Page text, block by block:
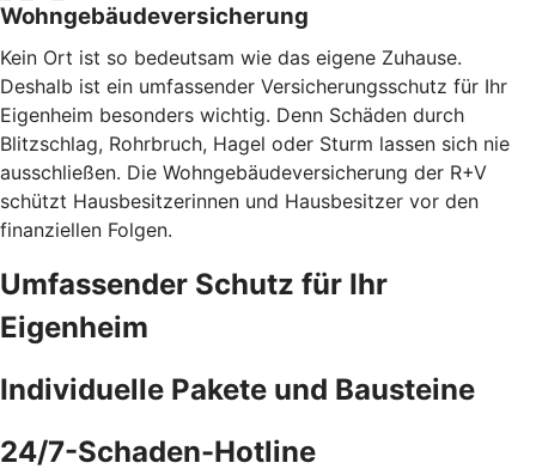
Wohngebäudeversicherung
Kein Ort ist so bedeutsam wie das eigene Zuhause.
Deshalb ist ein umfassender Versicherungsschutz für Ihr
Eigenheim besonders wichtig. Denn Schäden durch
Blitzschlag, Rohrbruch, Hagel oder Sturm lassen sich nie
ausschließen. Die Wohngebäudeversicherung der R+V
schützt Hausbesitzerinnen und Hausbesitzer vor den
finanziellen Folgen.
Umfassender Schutz für Ihr
Eigenheim
Individuelle Pakete und Bausteine
24/7-Schaden-Hotline